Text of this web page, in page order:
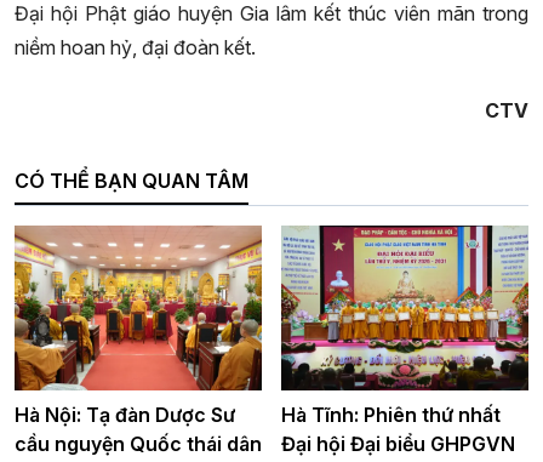
Đại hội Phật giáo huyện Gia lâm kết thúc viên mãn trong
niềm hoan hỷ, đại đoàn kết.
CTV
CÓ THỂ BẠN QUAN TÂM
Hà Nội: Tạ đàn Dược Sư
cầu nguyện Quốc thái dân
Hà Tĩnh: Phiên thứ nhất
Đại hội Đại biểu GHPGVN